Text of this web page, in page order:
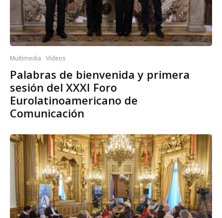
Multimedia Vídeos
Palabras de bienvenida y primera
sesión del XXXI Foro
Eurolatinoamericano de
Comunicación